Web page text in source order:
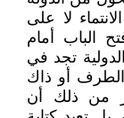
لا على
الباب أمام
تجد في
الطرف أو ذاك
من ذلك أن